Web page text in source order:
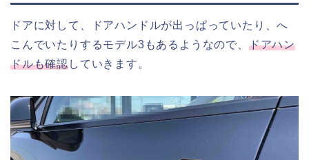
ドアに対して、ドアハンドルが出っぱっていたり、へ
こんでいたりするモデル3もあるようなので、 ドアハン
ドルも確認していきます。